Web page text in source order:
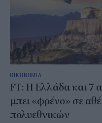
ΟΙΚΟΝΟΜΙΑ
FT: H Ελλάδα και 7
μπει «φρένο» σε
πολυεθνικών